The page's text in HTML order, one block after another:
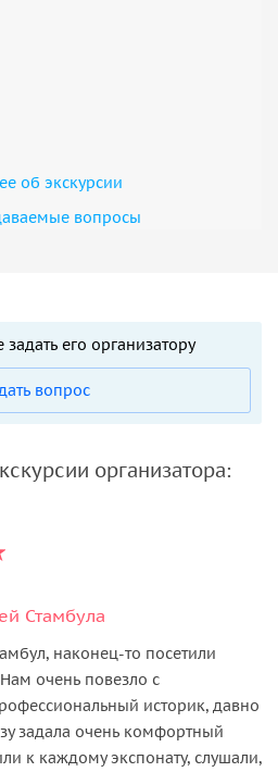
об экскурсии
вопросы
его организатору
вопрос
организатора:
Стамбула
наконец-то посетили
очень повезло с
историк, давно
задала очень комфортный
к каждому экспонату, слушали,